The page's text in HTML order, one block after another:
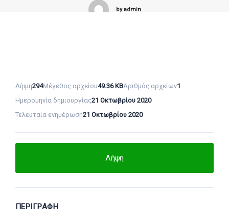
by admin
Λήψη294Μέγεθος αρχείου49.36 KBΑριθμός αρχείων1
Ημερομηνία δημιουργίας21 Οκτωβρίου 2020
Τελευταία ενημέρωση21 Οκτωβρίου 2020
Λήψη
ΠΕΡΙΓΡΑΦΉ